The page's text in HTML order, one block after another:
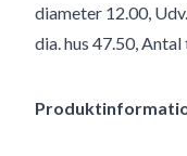
diameter 12.00,
dia. hus 47.50,